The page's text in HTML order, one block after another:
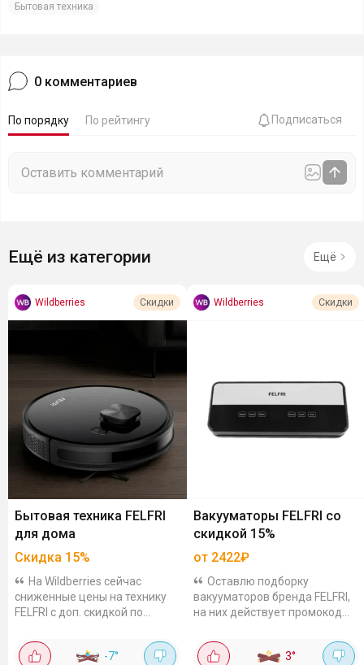
Бытовая техника
0 комментариев
По порядку По рейтингу Подписаться
Ещё из категории Ещё
Wildberries Скидки
Бытовая техника FELFRI
для дома
Скидка 15%
На Wildberries сейчас
сниженные цены на технику
FELFRI с доп. скидкой по
кухни, для уборки, готовки и
другое. Например, блендер
-7°
Wildberries Скидки
Вакууматоры FELFRI со
скидкой 15%
от 2422₽
Оставлю подборку
вакууматоров бренда FELFRI,
на них действует промокод
скинет 15%: FVP-004 за 2422₽.
Мощность 120 Вт и сила
3°